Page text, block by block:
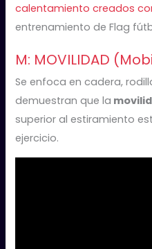
calentamiento creados
entrenamiento de Flag
M: MOVILIDAD
Se enfoca en cadera,
demuestran que la
superior al estiramiento
ejercicio.